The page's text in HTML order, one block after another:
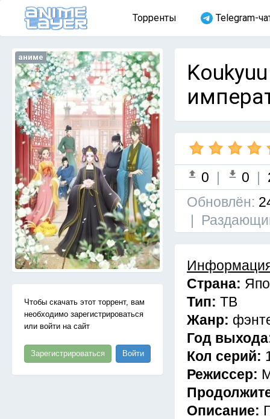
Торренты Telegram-
аниме
Чтобы скачать этот торрент, вам
необходимо зарегистрироваться
или войти на сайт
Зарегистрироваться Войти
0 | 0 |
Обновлён:
|
Страна:
Тип: ТВ
Жанр:
Год
Кол серий:
Режиссер:
Описание: